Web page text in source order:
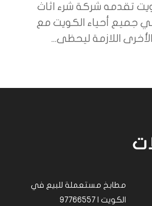
تقدمه شركة شرء اثاث
في جميع أحياء الكويت مع
اللازمة ليحظى...
مطابخ مستعملة للبيع في
الكويت | 97766557